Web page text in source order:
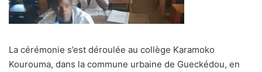
La cérémonie s’est déroulée au collège Karamoko
Kourouma, dans la commune urbaine de Gueckédou, en